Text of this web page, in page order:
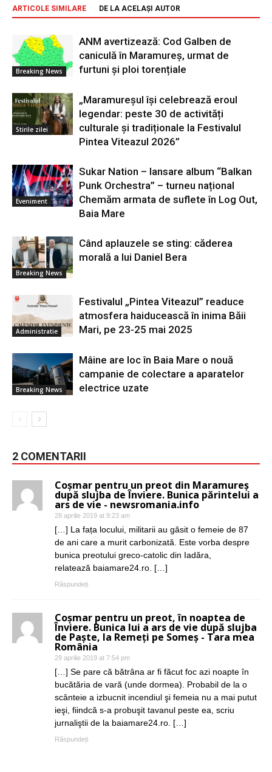
ARTICOLE SIMILARE DE LA ACELAȘI AUTOR
Breaking News
ANM avertizează: Cod Galben de
caniculă în Maramureș, urmat de
furtuni și ploi torențiale
Stirile zilei
„Maramureșul își celebrează eroul
legendar: peste 30 de activități
culturale și tradiționale la Festivalul
Pintea Viteazul 2026”
Eveniment
Sukar Nation – lansare album “Balkan
Punk Orchestra” – turneu național
Chemăm armata de suflete în Log Out,
Baia Mare
Breaking News
Când aplauzele se sting: căderea
morală a lui Daniel Bera
Administratie
Festivalul „Pintea Viteazul” readuce
atmosfera haiducească în inima Băii
Mari, pe 23-25 mai 2025
Breaking News
Mâine are loc în Baia Mare o nouă
campanie de colectare a aparatelor
electrice uzate
2 COMENTARII
Coșmar pentru un preot din Maramureș
după slujba de Înviere. Bunica părintelui a
ars de vie - newsromania.info
28 aprilie 2019 at 9:23 am
[…] La fața locului, militarii au găsit o femeie de 87
de ani care a murit carbonizată. Este vorba despre
bunica preotului greco-catolic din Iadăra,
relatează baiamare24.ro. […]
Răspundeți
Coşmar pentru un preot, în noaptea de
Înviere. Bunica lui a ars de vie după slujba
de Paşte, la Remeţi pe Someș - Tara mea
România
29 aprilie 2019 at 7:54 pm
[…] Se pare că bătrâna ar fi făcut foc azi noapte în
bucătăria de vară (unde dormea). Probabil de la o
scânteie a izbucnit incendiul şi femeia nu a mai putut
ieşi, fiindcă s-a probuşit tavanul peste ea, scriu
jurnaliştii de la baiamare24.ro. […]
Răspundeți